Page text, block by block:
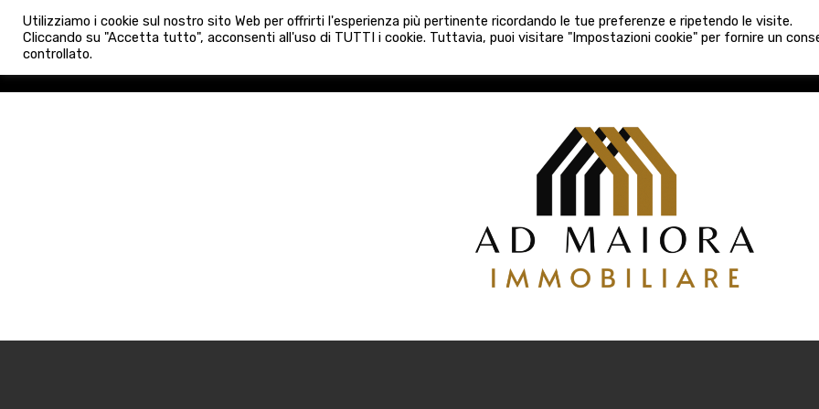
HOME AGENZIA NUOVE COSTRUZIONI VENDITA LOCAZIONI ATTIVITÀ
info@admaioraimmobiliare.it 080 3759025
Utilizziamo i cookie sul nostro sito Web per offrirti l'esperienza più pertinente ricordando le tue preferenze e ripetendo le visite.
Cliccando su "Accetta tutto", acconsenti all'uso di TUTTI i cookie. Tuttavia, puoi visitare "Impostazioni cookie" per fornire un
controllato.